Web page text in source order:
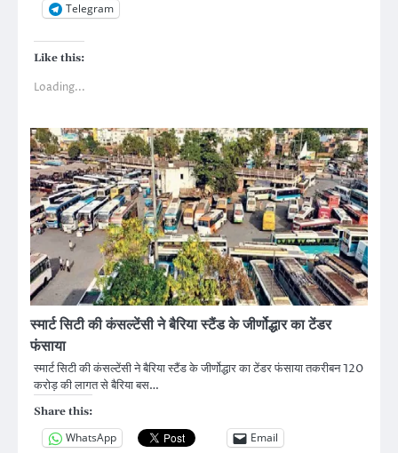
Telegram
Like this:
Loading...
स्मार्ट सिटी की कंसल्टेंसी ने बैरिया स्टैंड के जीर्णोद्धार का टेंडर
फंसाया
स्मार्ट सिटी की कंसल्टेंसी ने बैरिया स्टैंड के जीर्णोद्धार का टेंडर फंसाया तकरीबन 120
कराेड़ की लागत से बैरिया बस…
Share this:
WhatsApp
Email